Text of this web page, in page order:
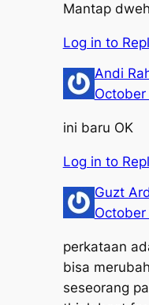
Mantap dweh
Log in to
Andi
ini baru OK
Log in to
Guzt
October
perkataan
bisa
seseorang